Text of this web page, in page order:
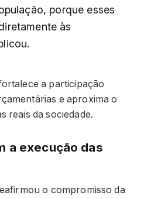
porque esses
às
a participação
e aproxima o
reais da sociedade.
a execução das
o compromisso da